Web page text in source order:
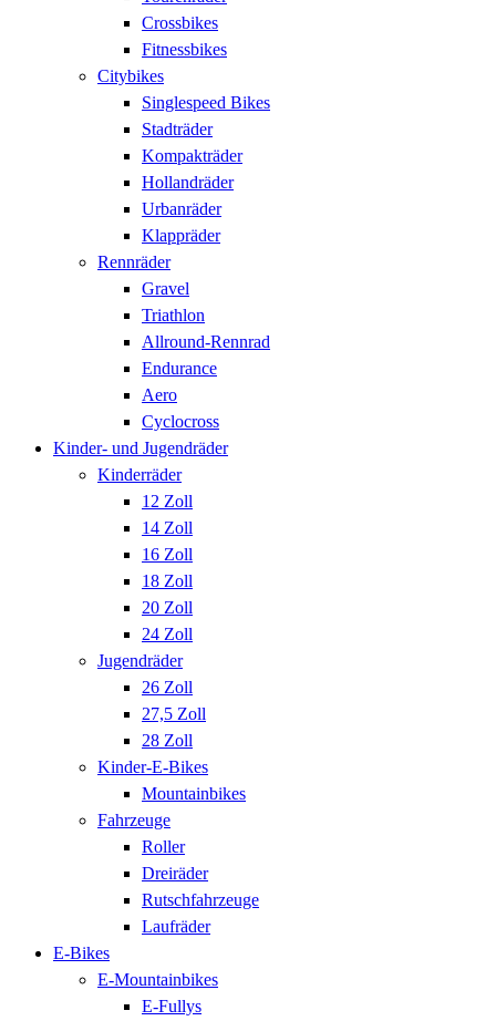
Crossbikes
Fitnessbikes
Citybikes
Singlespeed Bikes
Stadträder
Kompakträder
Hollandräder
Urbanräder
Klappräder
Rennräder
Gravel
Triathlon
Allround-Rennrad
Endurance
Aero
Cyclocross
Kinder- und Jugendräder
Kinderräder
12 Zoll
14 Zoll
16 Zoll
18 Zoll
20 Zoll
24 Zoll
Jugendräder
26 Zoll
27,5 Zoll
28 Zoll
Kinder-E-Bikes
Mountainbikes
Fahrzeuge
Roller
Dreiräder
Rutschfahrzeuge
Laufräder
E-Bikes
E-Mountainbikes
E-Fullys